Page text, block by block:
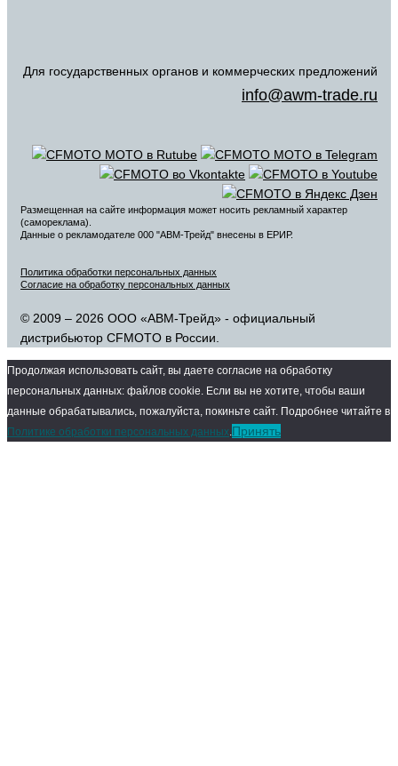
Для государственных органов и коммерческих предложений
info@awm-trade.ru
Размещенная на сайте информация может носить рекламный характер
(самореклама).
Данные о рекламодателе 000 "АВМ-Трейд" внесены в ЕРИР.
Политика обработки персональных данных
Согласие на обработку персональных данных
© 2009 – 2026 ООО «АВМ-Трейд» - официальный
дистрибьютор CFMOTO в России.
Продолжая использовать сайт, вы даете согласие на обработку
персональных данных: файлов cookie. Если вы не хотите, чтобы ваши
данные обрабатывались, пожалуйста, покиньте сайт. Подробнее читайте в
Политике обработки персональных данных Принять